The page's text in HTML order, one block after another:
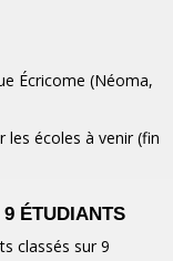
Écricome (Néoma,
les écoles à venir (fin
ÉTUDIANTS
classés sur 9